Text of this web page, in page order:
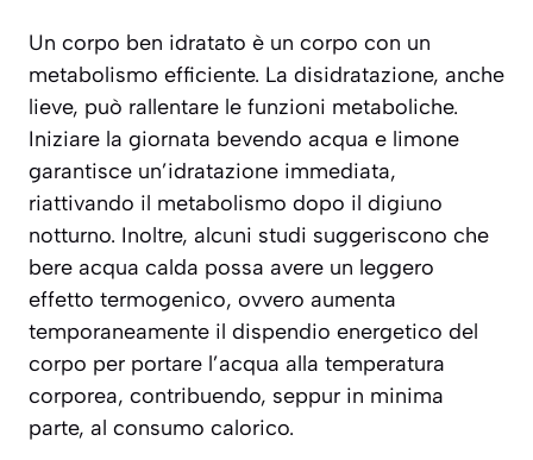
Un corpo ben idratato è un corpo con un
metabolismo efficiente. La disidratazione, anche
lieve, può rallentare le funzioni metaboliche.
Iniziare la giornata bevendo acqua e limone
garantisce un’idratazione immediata,
riattivando il metabolismo dopo il digiuno
notturno. Inoltre, alcuni studi suggeriscono che
bere acqua calda possa avere un leggero
effetto termogenico, ovvero aumenta
temporaneamente il dispendio energetico del
corpo per portare l’acqua alla temperatura
corporea, contribuendo, seppur in minima
parte, al consumo calorico.